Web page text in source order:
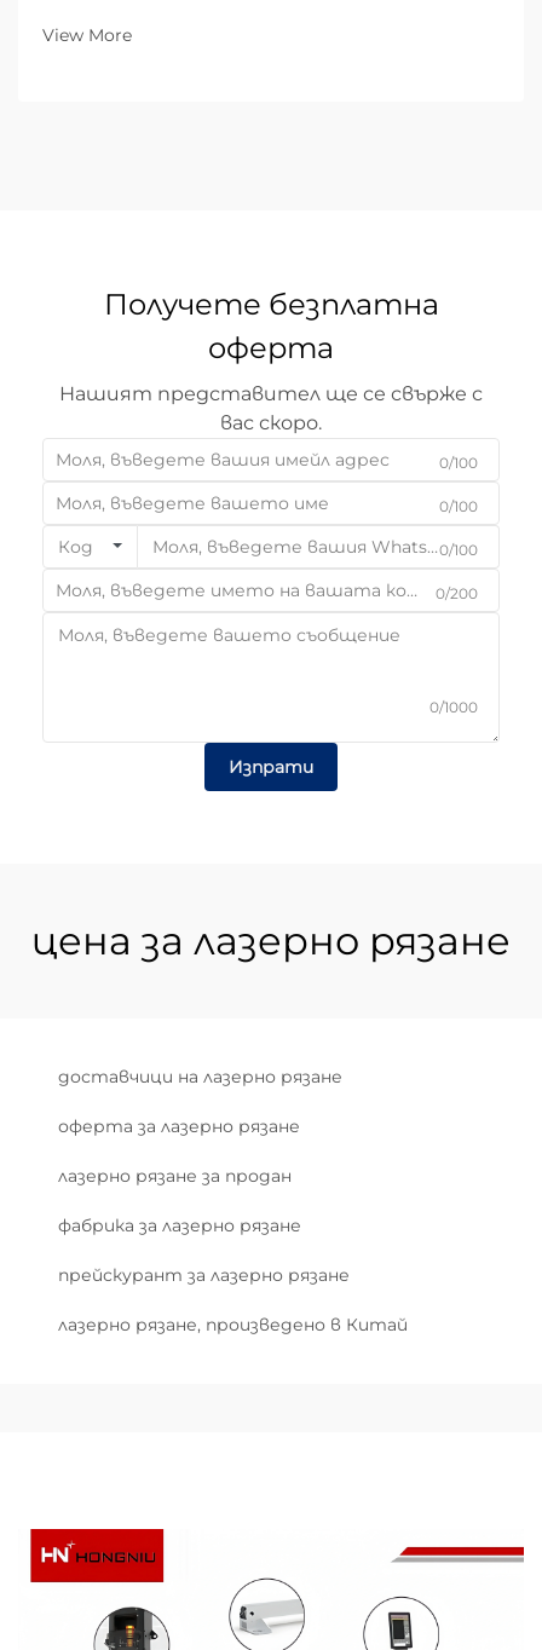
металообработката машината за рязане с
View More
Получете безплатна
оферта
Нашият представител ще се свърже с
вас скоро.
0/100
0/100
Код 0/100
0/200
0/1000
Изпрати
цена за лазерно рязане
доставчици на лазерно рязане
оферта за лазерно рязане
лазерно рязане за продан
фабрика за лазерно рязане
прейскурант за лазерно рязане
лазерно рязане, произведено в Китай